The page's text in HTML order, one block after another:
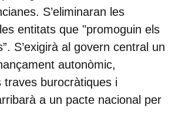
S’eliminaran les
entitats que "promoguin els
S’exigirà al govern central un
autonòmic,
traves burocràtiques i
a un pacte nacional per